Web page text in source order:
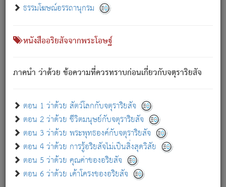
ธรรมโฆษณ์อรรถานุกรม
หนังสืออริยสัจจากพระโอษฐ์
ภาคนำ ว่าด้วย ข้อความที่ควรทราบก่อนเกี่ยวกับจตุราริยสัจ
ตอน 1 ว่าด้วย สัตว์โลกกับจตุราริยสัจ
ตอน 2 ว่าด้วย ชีวิตมนุษย์กับจตุราริยสัจ
ตอน 3 ว่าด้วย พระพุทธองค์กับจตุราริยสัจ
ตอน 4 ว่าด้วย การรู้อริยสัจไม่เป็นสิ่งสุดวิสัย
ตอน 5 ว่าด้วย คุณค่าของอริยสัจ
ตอน 6 ว่าด้วย เค้าโครงของอริยสัจ
สัตว์โลกนี้ เกิดความเดือดร้อนแล้ว มีผัสสะบังหน้า
เขาสำคัญสิ่งใด โดยความเป็นประการใด แต่สิ่งนั้นย่อมเป็น
(ตามที่เป็นจริง) โดยประการอื่นจากที่เขาสำคัญนั้น
สัตว์โลกติดข้องอยู่ในภพ ถูกภพบังหน้าแล้ว มีภพโดยความ
เป็นอย่างอื่น (จากที่มันเป็นอยู่จริง) จึงได้เพลิดเพลินยิ่งนักในภพ
เขาเพลิดเพลินยิ่งนักในสิ่งใด สิ่งนั้นเป็นภัย (ที่เขาไม่รู้จัก)
เขากลัวต่อสิ่งใดสิ่งนั้นเป็นทุกข์
พรหมจรรย์นี้ อันบุคคลย่อมประพฤติ ก็เพื่อการละขาดซึ่ง
ภพ.
สมณะหรือพราหมณ์เหล่าใด กล่าวความหลุดพ้นจากภพว่า
มีได้เพราะภพ เรากล่าวว่า สมณะหรือพราหมณ์ทั้งปวงนั้น
มิใช่ผู้หลดพ้นจากภพ.